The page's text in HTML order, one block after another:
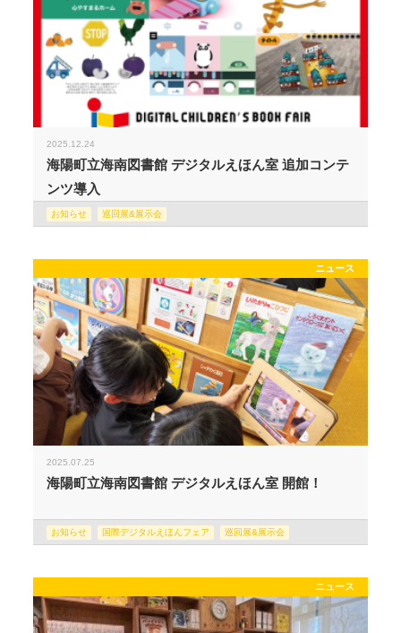
2025.12.24
海陽町立海南図書館 デジタルえほん室 追加コンテ
ンツ導入
お知らせ 巡回展&展示会
ニュース
2025.07.25
海陽町立海南図書館 デジタルえほん室 開館！
お知らせ 国際デジタルえほんフェア 巡回展&展示会
ニュース